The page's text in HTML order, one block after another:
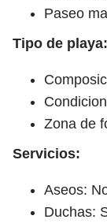
Paseo
Tipo de playa:
Zona de
Servicios:
Aseos:
Duchas: